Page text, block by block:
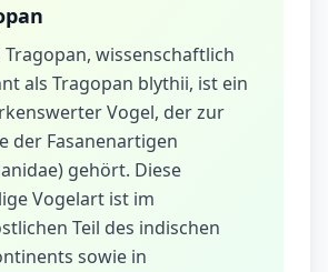
Tragopan, wissenschaftlich
als Tragopan blythii, ist ein
Vogel, der zur
der Fasanenartigen
gehört. Diese
Vogelart ist im
Teil des indischen
sowie in